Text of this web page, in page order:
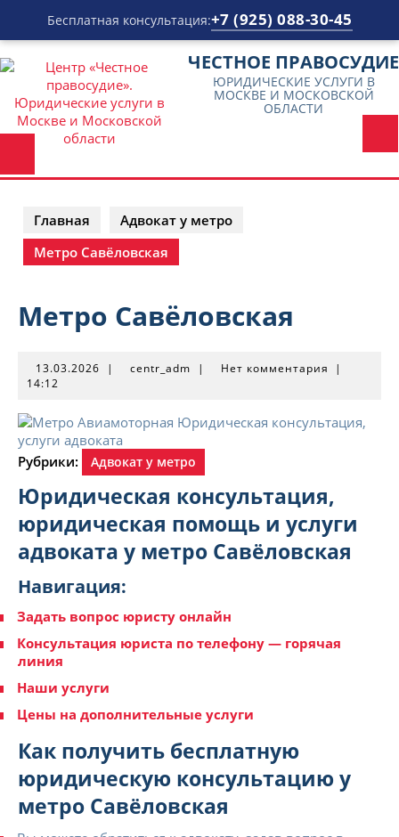
Бесплатная консультация:+7 (925) 088-30-45
Перейти
к
содержимому
ЧЕСТНОЕ ПРАВОСУДИЕ
ЮРИДИЧЕСКИЕ УСЛУГИ В
МОСКВЕ И МОСКОВСКОЙ
ОБЛАСТИ
Главная
Адвокат у метро
Метро Савёловская
Метро Савёловская
13.03.2026 13.03.2026
| centr_admcentr_adm
| Нет комментария
|
14:12
Рубрики: Адвокат у метро
Юридическая консультация,
юридическая помощь и услуги
адвоката у метро Савёловская
Навигация:
Задать вопрос юристу онлайн
Консультация юриста по телефону — горячая
линия
Наши услуги
Цены на дополнительные услуги
Как получить бесплатную
юридическую консультацию у
метро Савёловская